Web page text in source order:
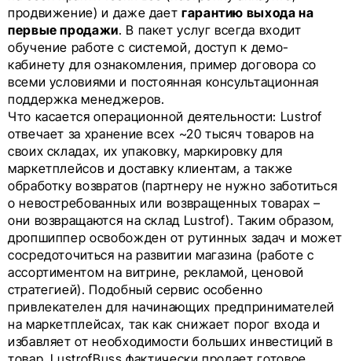
продвижение) и даже дает гарантию выхода на
первые продажи. В пакет услуг всегда входит
обучение работе с системой, доступ к демо-
кабинету для ознакомления, пример договора со
всеми условиями и постоянная консультационная
поддержка менеджеров.
Что касается операционной деятельности: Lustrof
отвечает за хранение всех ~20 тысяч товаров на
своих складах, их упаковку, маркировку для
маркетплейсов и доставку клиентам, а также
обработку возвратов (партнеру не нужно заботиться
о невостребованных или возвращенных товарах –
они возвращаются на склад Lustrof). Таким образом,
дропшиппер освобожден от рутинных задач и может
сосредоточиться на развитии магазина (работе с
ассортиментом на витрине, рекламой, ценовой
стратегией). Подобный сервис особенно
привлекателен для начинающих предпринимателей
на маркетплейсах, так как снижает порог входа и
избавляет от необходимости больших инвестиций в